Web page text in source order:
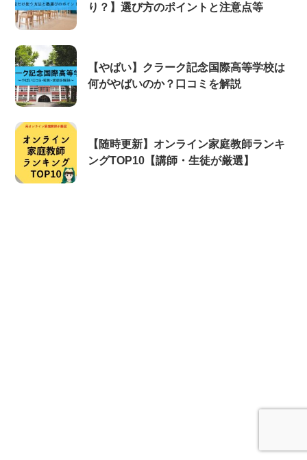
り？】選び方のポイントと注意点等
【やばい】クラーク記念国際高等学校は
何がやばいのか？口コミを解説
【随時更新】オンライン家庭教師ランキ
ングTOP10【講師・生徒が厳選】